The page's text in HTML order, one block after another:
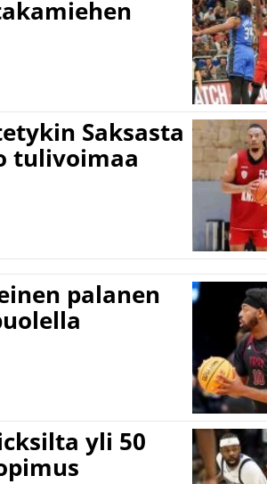
Saksasta
tulivoimaa
palanen
yli 50